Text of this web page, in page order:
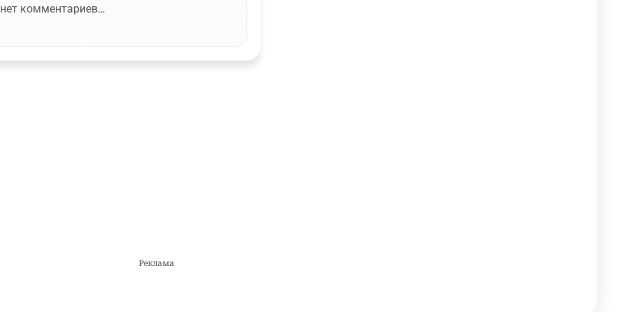
комментариев…